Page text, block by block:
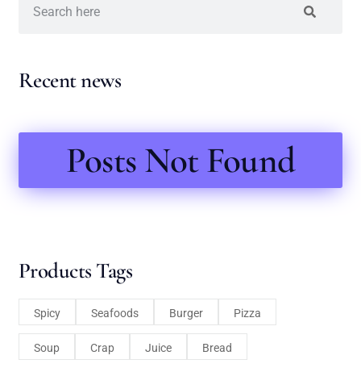
Recent news
Posts Not Found
Products Tags
Spicy Seafoods Burger Pizza
Soup Crap Juice Bread